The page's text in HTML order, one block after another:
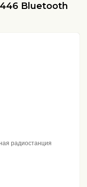
Bluetooth
радиостанция